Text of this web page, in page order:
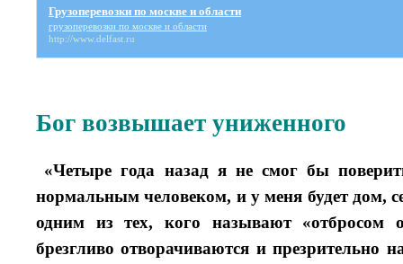
Грузоперевозки по москве и области
грузоперевозки по москве и области
http://www.delfast.ru
Бог возвышает униженного
«Четыре года назад я не смог бы
нормальным человеком, и у меня будет дом,
одним из тех, кого называют «отбросом
брезгливо отворачиваются и презрительно